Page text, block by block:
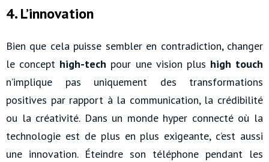
4. L’innovation
Bien que cela puisse sembler en contradiction, changer
le concept high-tech pour une vision plus high touch
n’implique pas uniquement des transformations
positives par rapport à la communication, la crédibilité
ou la créativité. Dans un monde hyper connecté où la
technologie est de plus en plus exigeante, c’est aussi
une innovation. Éteindre son téléphone pendant les